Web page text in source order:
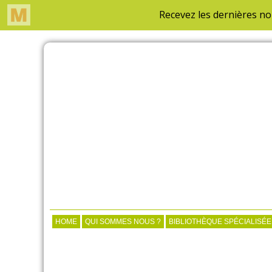
HOME QUI SOMMES NOUS ? BIBLIOTHÈQUE SPÉCIALISÉE